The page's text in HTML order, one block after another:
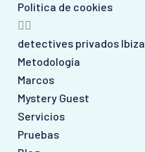
Politica de cookies
detectives privados Ibiza
Metodología
Marcos
Mystery Guest
Servicios
Pruebas